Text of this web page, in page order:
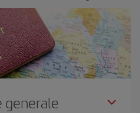
generale